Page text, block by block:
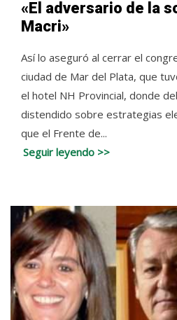
«El adversario de la
Macri»
Así lo aseguró al cerrar el
ciudad de Mar del Plata, que
el hotel NH Provincial, donde
distendido sobre estrategias
que el Frente de...
Seguir leyendo >>